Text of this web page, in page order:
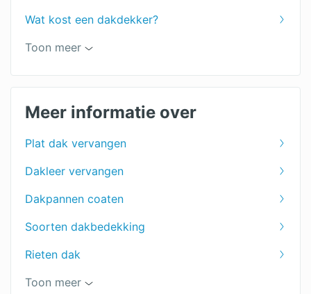
Wat kost een dakdekker?
Dakgoot schoonmaken prijs
Dakrenovatie
Dakreparatie
Toon meer
Meer informatie over
Plat dak vervangen
Dakleer vervangen
Dakpannen coaten
Soorten dakbedekking
Rieten dak
Lekkage dak
Toon meer